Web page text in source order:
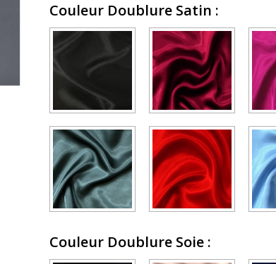
Couleur Doublure Satin :
Couleur Doublure Soie :